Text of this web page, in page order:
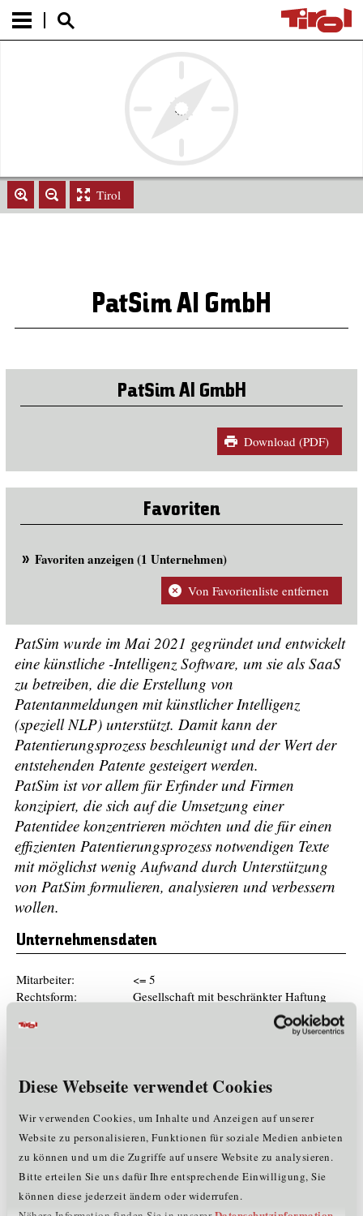
Diese Webseite verwendet Cookies
Wir verwenden Cookies, um Inhalte und Anzeigen auf unserer
Website zu personalisieren, Funktionen für soziale Medien anbieten
zu können und um die Zugriffe auf unsere Website zu analysieren.
Bitte erteilen Sie uns dafür Ihre entsprechende Einwilligung, Sie
können diese jederzeit ändern oder widerrufen.
Tirol
PatSim AI GmbH
PatSim AI GmbH
Download (PDF)
Favoriten
Favoriten anzeigen (1 Unternehmen)
Von Favoritenliste entfernen
PatSim wurde im Mai 2021 gegründet und entwickelt
eine künstliche -Intelligenz Software, um sie als SaaS
zu betreiben, die die Erstellung von
Patentanmeldungen mit künstlicher Intelligenz
(speziell NLP) unterstützt. Damit kann der
Patentierungsprozess beschleunigt und der Wert der
entstehenden Patente gesteigert werden.
PatSim ist vor allem für Erfinder und Firmen
konzipiert, die sich auf die Umsetzung einer
Patentidee konzentrieren möchten und die für einen
effizienten Patentierungsprozess notwendigen Texte
mit möglichst wenig Aufwand durch Unterstützung
von PatSim formulieren, analysieren und verbessern
wollen.
Unternehmensdaten
Mitarbeiter:
<= 5
Rechtsform:
Gesellschaft mit beschränkter Haftung
Gründungsjahr:
weltweit
Referenzen